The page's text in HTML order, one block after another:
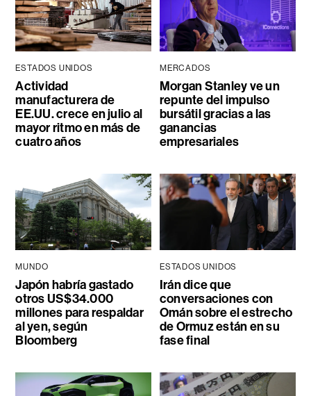
ESTADOS UNIDOS
Actividad
manufacturera de
EE.UU. crece en julio al
mayor ritmo en más de
cuatro años
MERCADOS
Morgan Stanley ve un
repunte del impulso
bursátil gracias a las
ganancias
empresariales
MUNDO
Japón habría gastado
otros US$34.000
millones para respaldar
al yen, según
Bloomberg
ESTADOS UNIDOS
Irán dice que
conversaciones con
Omán sobre el estrecho
de Ormuz están en su
fase final